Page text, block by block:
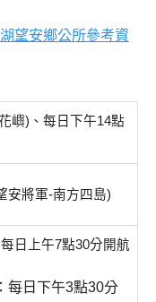
望安鄉公所參考資
嶼)、每日下午14點
安將軍-南方四島)
日上午7點30分開航
每日下午3點30分